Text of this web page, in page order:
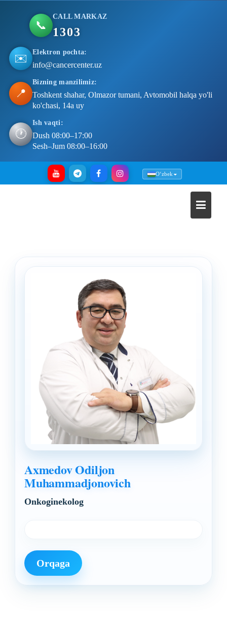
📞
CALL MARKAZ
1303
✉️ Elektron pochta:
info@cancercenter.uz
📍
Bizning manzilimiz:
Toshkent shahar, Olmazor tumani, Avtomobil halqa yo'li
ko'chasi, 14a uy
🕐
Ish vaqti:
Dush 08:00–17:00
Sesh–Jum 08:00–16:00
Oʻzbek
Axmedov Odiljon
Muhammadjonovich
Onkoginekolog
Orqaga